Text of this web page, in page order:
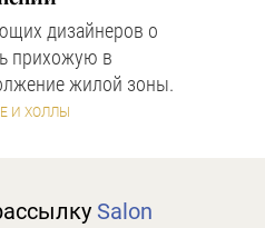
дизайнеров о
прихожую в
жилой зоны.
И ХОЛЛЫ
Salon